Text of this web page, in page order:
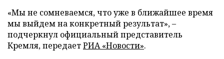
«Мы не сомневаемся, что уже в ближайшее время
мы выйдем на конкретный результат», –
подчеркнул официальный представитель
Кремля, передаетРИА «Новости».